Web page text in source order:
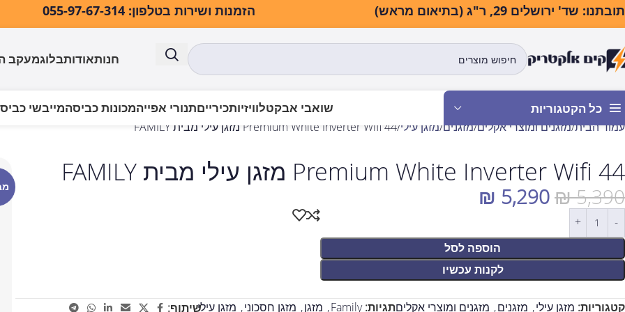
שד' ירושלים 29, ר"ג (בתיאום מראש) הזמנות ושירות בטלפון: 055-97-67-314
חנותאודותבלוגמעקב
כל הקטגוריות שואבי אבקטלוויזיותכירייםתנורי אפייהמכונות כביסהמייבשי
עמוד הבית מזגנים ומוצרי אקלים מזגנים מזגן עילי Premium White Inverter Wifi 44 מזגן עילי מבית FAMILY
Premium White Inverter Wifi 44 מזגן עילי מבית FAMILY
₪5,390
₪ 5,290
הוספה לסל
לקנות עכשיו
קטגוריות: מזגן עילי, מזגנים, מזגנים ומוצרי אקליםתגיות: Family
, מזגן, מזגן חסכוני, מזגן עילישיתוף: